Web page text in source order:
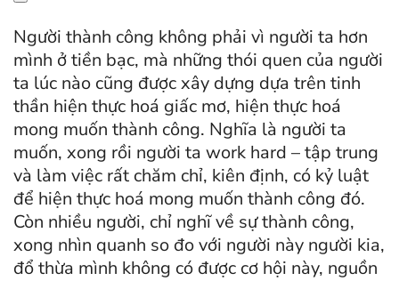
Người thành công không phải vì người ta hơn
mình ở tiền bạc, mà những thói quen của người
ta lúc nào cũng được xây dựng dựa trên tinh
thần hiện thực hoá giấc mơ, hiện thực hoá
mong muốn thành công. Nghĩa là người ta
muốn, xong rồi người ta work hard – tập trung
và làm việc rất chăm chỉ, kiên định, có kỷ luật
để hiện thực hoá mong muốn thành công đó.
Còn nhiều người, chỉ nghĩ về sự thành công,
xong nhìn quanh so đo với người này người kia,
đổ thừa mình không có được cơ hội này, nguồn